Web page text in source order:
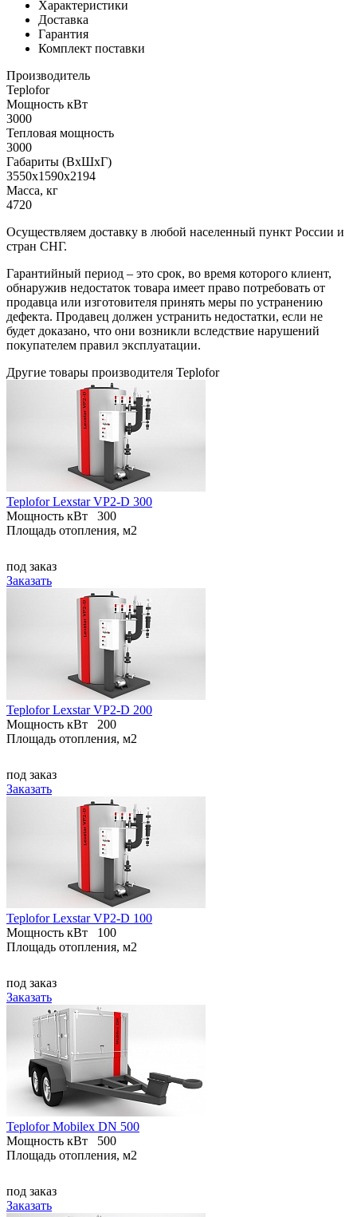
Характеристики
Доставка
Гарантия
Комплект поставки
Производитель
Teplofor
Мощность кВт
3000
Тепловая мощность
3000
Габариты (ВхШхГ)
3550х1590х2194
Масса, кг
4720
Осуществляем доставку в любой населенный пункт России и
стран СНГ.
Гарантийный период – это срок, во время которого клиент,
обнаружив недостаток товара имеет право потребовать от
продавца или изготовителя принять меры по устранению
дефекта. Продавец должен устранить недостатки, если не
будет доказано, что они возникли вследствие нарушений
покупателем правил эксплуатации.
Другие товары производителя Teplofor
Teplofor Lexstar VP2-D 300
Мощность кВт
300
Площадь отопления, м2
под заказ
Заказать
Teplofor Lexstar VP2-D 200
Мощность кВт
200
Площадь отопления, м2
под заказ
Заказать
Teplofor Lexstar VP2-D 100
Мощность кВт
100
Площадь отопления, м2
под заказ
Заказать
Teplofor Mobilex DN 500
Мощность кВт
500
Площадь отопления, м2
под заказ
Заказать